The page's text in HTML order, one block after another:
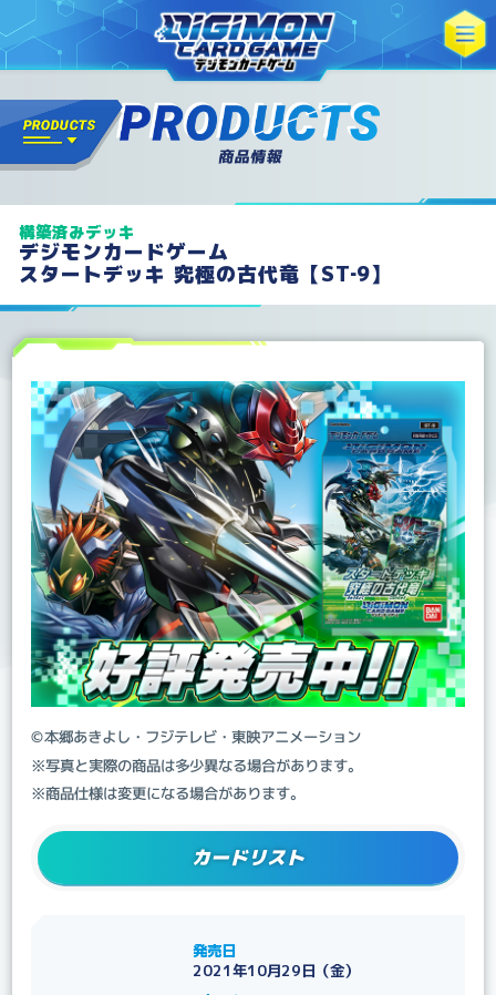
構築済みデッキ
デジモンカードゲーム
スタートデッキ 究極の古代竜【ST‐9】
©本郷あきよし・フジテレビ・東映アニメーション
※写真と実際の商品は多少異なる場合があります。
※商品仕様は変更になる場合があります。
カードリスト
発売日
2021年10月29日（金）